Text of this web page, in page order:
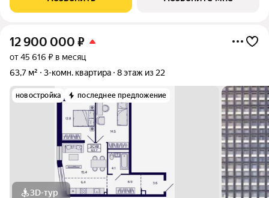
пользования также содержат стилистические
12 900 000 ₽
от 45 616 ₽ в месяц
63,7 м²
3-комн. квартира 8 этаж из 22
новостройка последнее предложение
3D-тур